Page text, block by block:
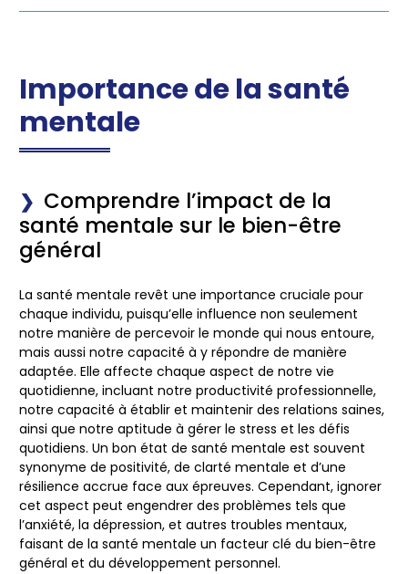
Importance de la santé
mentale
Comprendre l’impact de la
santé mentale sur le bien-être
général
La santé mentale revêt une importance cruciale pour
chaque individu, puisqu’elle influence non seulement
notre manière de percevoir le monde qui nous entoure,
mais aussi notre capacité à y répondre de manière
adaptée. Elle affecte chaque aspect de notre vie
quotidienne, incluant notre productivité professionnelle,
notre capacité à établir et maintenir des relations saines,
ainsi que notre aptitude à gérer le stress et les défis
quotidiens. Un bon état de santé mentale est souvent
synonyme de positivité, de clarté mentale et d’une
résilience accrue face aux épreuves. Cependant, ignorer
cet aspect peut engendrer des problèmes tels que
l’anxiété, la dépression, et autres troubles mentaux,
faisant de la santé mentale un facteur clé du bien-être
général et du développement personnel.